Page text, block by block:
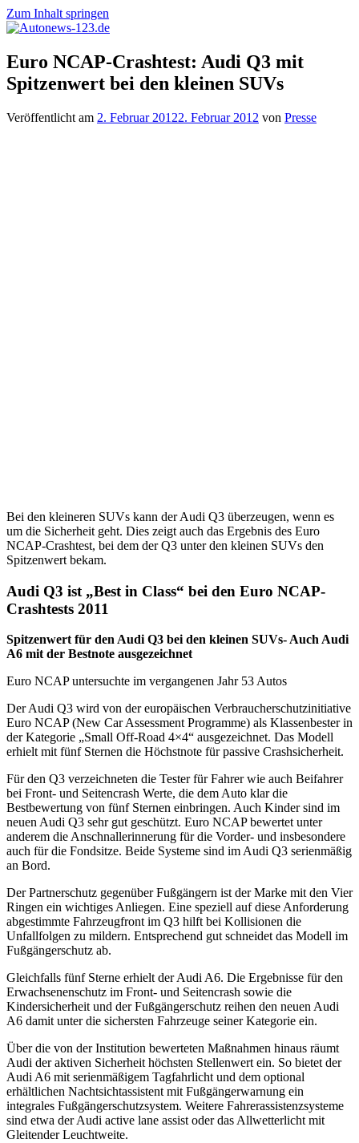
Zum Inhalt springen
Autonews-
123.de
Autonews
mit
Charme
Euro NCAP-Crashtest: Audi Q3 mit
Spitzenwert bei den kleinen SUVs
Veröffentlicht am 2. Februar 20122. Februar 2012 von Presse
Bei den kleineren SUVs kann der Audi Q3 überzeugen, wenn es
um die Sicherheit geht. Dies zeigt auch das Ergebnis des Euro
NCAP-Crashtest, bei dem der Q3 unter den kleinen SUVs den
Spitzenwert bekam.
Audi Q3 ist „Best in Class“ bei den Euro NCAP-
Crashtests 2011
Spitzenwert für den Audi Q3 bei den kleinen SUVs- Auch Audi
A6 mit der Bestnote ausgezeichnet
Euro NCAP untersuchte im vergangenen Jahr 53 Autos
Der Audi Q3 wird von der europäischen Verbraucherschutzinitiative
Euro NCAP (New Car Assessment Programme) als Klassenbester in
der Kategorie „Small Off-Road 4×4“ ausgezeichnet. Das Modell
erhielt mit fünf Sternen die Höchstnote für passive Crashsicherheit.
Für den Q3 verzeichneten die Tester für Fahrer wie auch Beifahrer
bei Front- und Seitencrash Werte, die dem Auto klar die
Bestbewertung von fünf Sternen einbringen. Auch Kinder sind im
neuen Audi Q3 sehr gut geschützt. Euro NCAP bewertet unter
anderem die Anschnallerinnerung für die Vorder- und insbesondere
auch für die Fondsitze. Beide Systeme sind im Audi Q3 serienmäßig
an Bord.
Der Partnerschutz gegenüber Fußgängern ist der Marke mit den Vier
Ringen ein wichtiges Anliegen. Eine speziell auf diese Anforderung
abgestimmte Fahrzeugfront im Q3 hilft bei Kollisionen die
Unfallfolgen zu mildern. Entsprechend gut schneidet das Modell im
Fußgängerschutz ab.
Gleichfalls fünf Sterne erhielt der Audi A6. Die Ergebnisse für den
Erwachsenenschutz im Front- und Seitencrash sowie die
Kindersicherheit und der Fußgängerschutz reihen den neuen Audi
A6 damit unter die sichersten Fahrzeuge seiner Kategorie ein.
Über die von der Institution bewerteten Maßnahmen hinaus räumt
Audi der aktiven Sicherheit höchsten Stellenwert ein. So bietet der
Audi A6 mit serienmäßigem Tagfahr­licht und dem optional
erhältlichen Nachtsichtassistent mit Fußgängerwarnung ein
integrales Fußgängerschutzsystem. Weitere Fahrerassistenzsysteme
sind etwa der Audi active lane assist oder das Allwetterlicht mit
Gleitender Leuchtweite.